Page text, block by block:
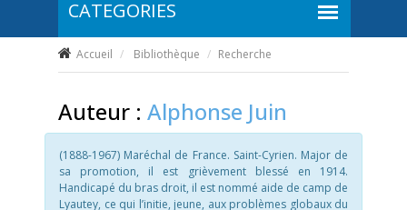
Accueil Bibliothèque Recherche
Auteur : Alphonse Juin
(1888-1967) Maréchal de France. Saint-Cyrien. Major de
sa promotion, il est grièvement blessé en 1914.
Handicapé du bras droit, il est nommé aide de camp de
Lyautey, ce qui l’initie, jeune, aux problèmes globaux du